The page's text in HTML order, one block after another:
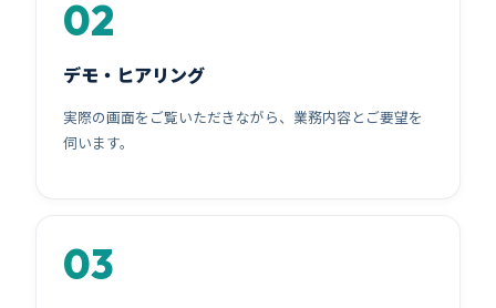
デモ・ヒアリング
実際の画面をご覧いただきながら、業務内容とご要望を
伺います。